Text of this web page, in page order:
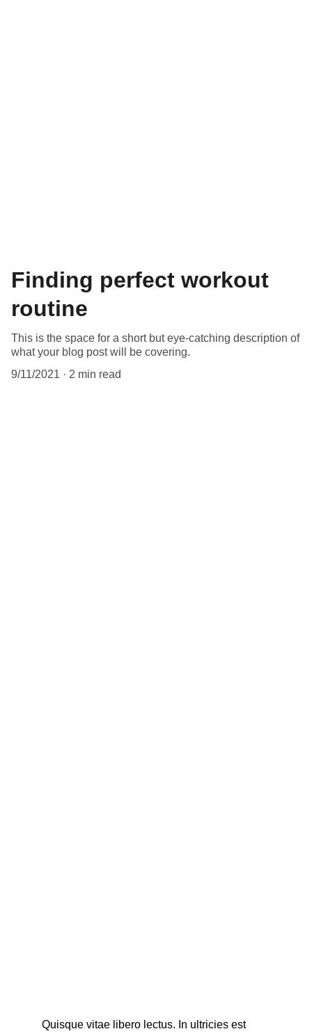
Finding perfect workout
routine
This is the space for a short but eye-catching description of
what your blog post will be covering.
9/11/2021
2 min read
Quisque vitae libero lectus. In ultricies est